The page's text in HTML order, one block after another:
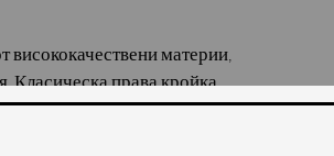
висококачествени материи,
Класическа права кройка.
на гърдите. Сезон: есен/
еластан.